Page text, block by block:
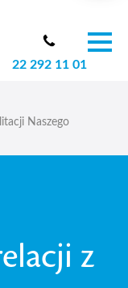
22 292 11 01
Naszego
z